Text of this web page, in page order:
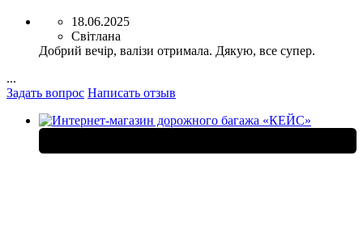
18.06.2025
Світлана
Добрий вечір, валізи отримала. Дякую, все супер.
...
Задать вопрос Написать отзыв